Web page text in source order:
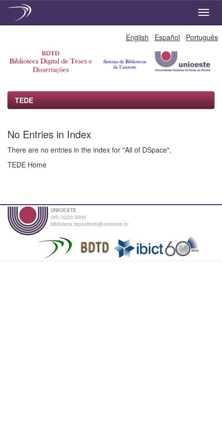
English Español Português
TEDE
No Entries in Index
There are no entries in the index for "All of DSpace".
TEDE Home
UNIOESTE
(45) 3220-3000
biblioteca.repositorio@unioeste.br